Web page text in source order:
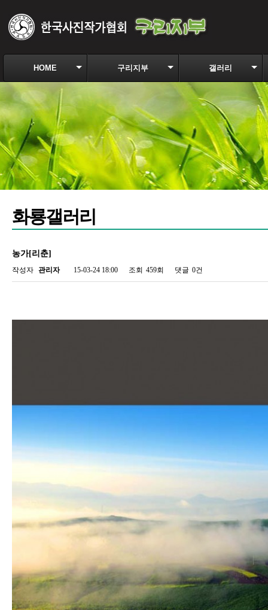
HOME 구리지부 갤러리
화룡갤러리
농가[리춘]
작성자 관리자 15-03-24 18:00 조회 459회 댓글 0건